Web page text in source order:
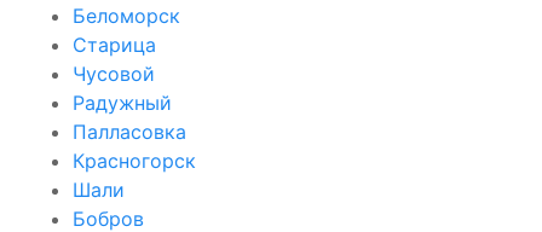
Беломорск
Старица
Чусовой
Радужный
Палласовка
Красногорск
Шали
Бобров